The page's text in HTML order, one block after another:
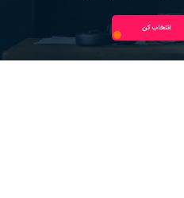
انتخاب کن